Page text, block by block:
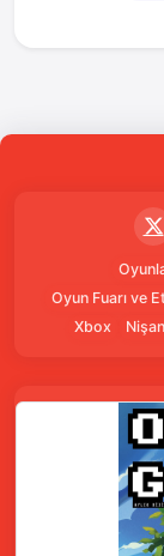
Oyun Fuarı ve
Xbox